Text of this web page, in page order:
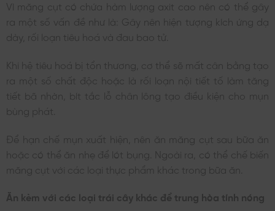
Vì măng cụt có chứa hàm lượng axit cao nên có thể gây
ra một số vấn đề như là: Gây nên hiện tượng kích ứng dạ
dày, rối loạn tiêu hoá và đau bao tử.
Khi hệ tiêu hoá bị tổn thương, cơ thể sẽ mất cân bằng tạo
ra một số chất độc hoặc là rối loạn nội tiết tố làm tăng
tiết bã nhờn, bít tắc lỗ chân lông tạo điều kiện cho mụn
bùng phát.
Để hạn chế mụn xuất hiện, nên ăn măng cụt sau bữa ăn
hoặc có thể ăn nhẹ để lót bụng. Ngoài ra, có thể chế biến
măng cụt với các loại thực phẩm khác trong bữa ăn.
Ăn kèm với các loại trái cây khác để trung hòa tính nóng